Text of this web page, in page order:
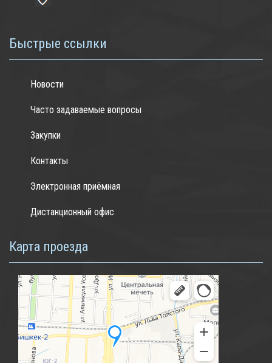
Быстрые ссылки
Новости
Часто задаваемые вопросы
Закупки
Контакты
Электронная приёмная
Дистанционный офис
Карта проезда